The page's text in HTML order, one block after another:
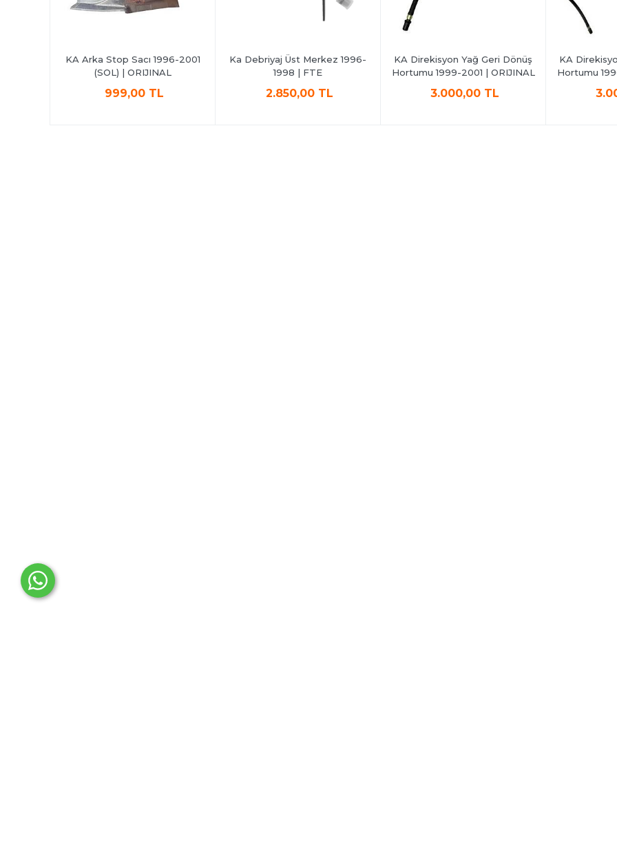
KA Arka Stop Sacı 1996-2001
(SOL) | ORIJINAL
999,00 TL
Ka Debriyaj Üst Merkez 1996-
1998 | FTE
2.850,00 TL
KA Direkisyon Yağ Geri Dönüş
Hortumu 1999-2001 | ORIJINAL
3.000,00 TL
KA
Hortumu